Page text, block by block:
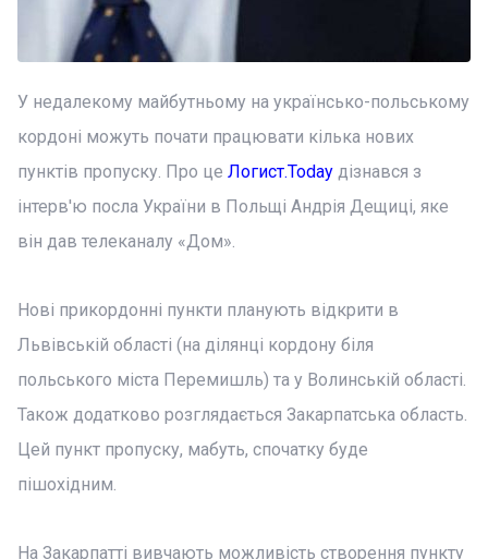
У недалекому майбутньому на українсько-польському
кордоні можуть почати працювати кілька нових
пунктів пропуску. Про це Логист.Today дізнався з
інтерв'ю посла України в Польщі Андрія Дещиці, яке
він дав телеканалу «Дом».
Нові прикордонні пункти планують відкрити в
Львівській області (на ділянці кордону біля
польського міста Перемишль) та у Волинській області.
Також додатково розглядається Закарпатська область.
Цей пункт пропуску, мабуть, спочатку буде
пішохідним.
На Закарпатті вивчають можливість створення пункту